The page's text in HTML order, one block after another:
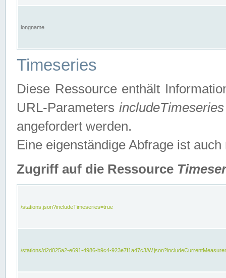
longname
Timeseries
Diese Ressource enthält
URL-ParametersincludeTimeseries
angefordert werden.
Eine eigenständige Abfrage ist auch
Zugriff auf die Ressource
/stations.json?includeTimeseries=true
/stations/d2d025a2-e691-4986-b9c4-923e7f1a47c3/